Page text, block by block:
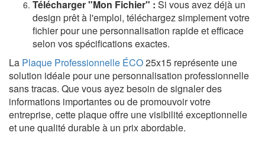
Télécharger "Mon Fichier" : Si vous avez déjà un
design prêt à l'emploi, téléchargez simplement votre
fichier pour une personnalisation rapide et efficace
selon vos spécifications exactes.
La Plaque Professionnelle ÉCO25x15 représente une
solution idéale pour une personnalisation professionnelle
sans tracas. Que vous ayez besoin de signaler des
informations importantes ou de promouvoir votre
entreprise, cette plaque offre une visibilité exceptionnelle
et une qualité durable à un prix abordable.